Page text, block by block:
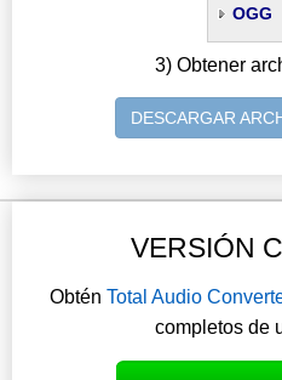
OGG
3) Obtener
DESCARGAR
VERSIÓN
Obtén Total Audio
completos de